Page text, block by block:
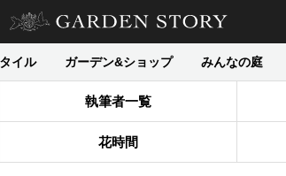
イル ガーデン&ショップ みんなの庭
執筆者一覧
花時間